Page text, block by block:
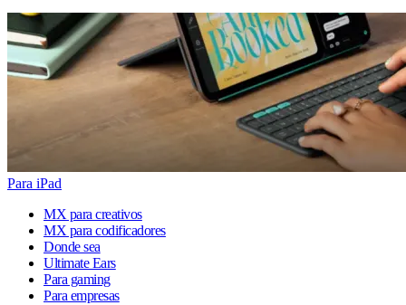
Para iPad
MX para creativos
MX para codificadores
Donde sea
Ultimate Ears
Para gaming
Para empresas